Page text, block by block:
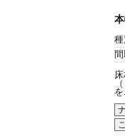
種
間